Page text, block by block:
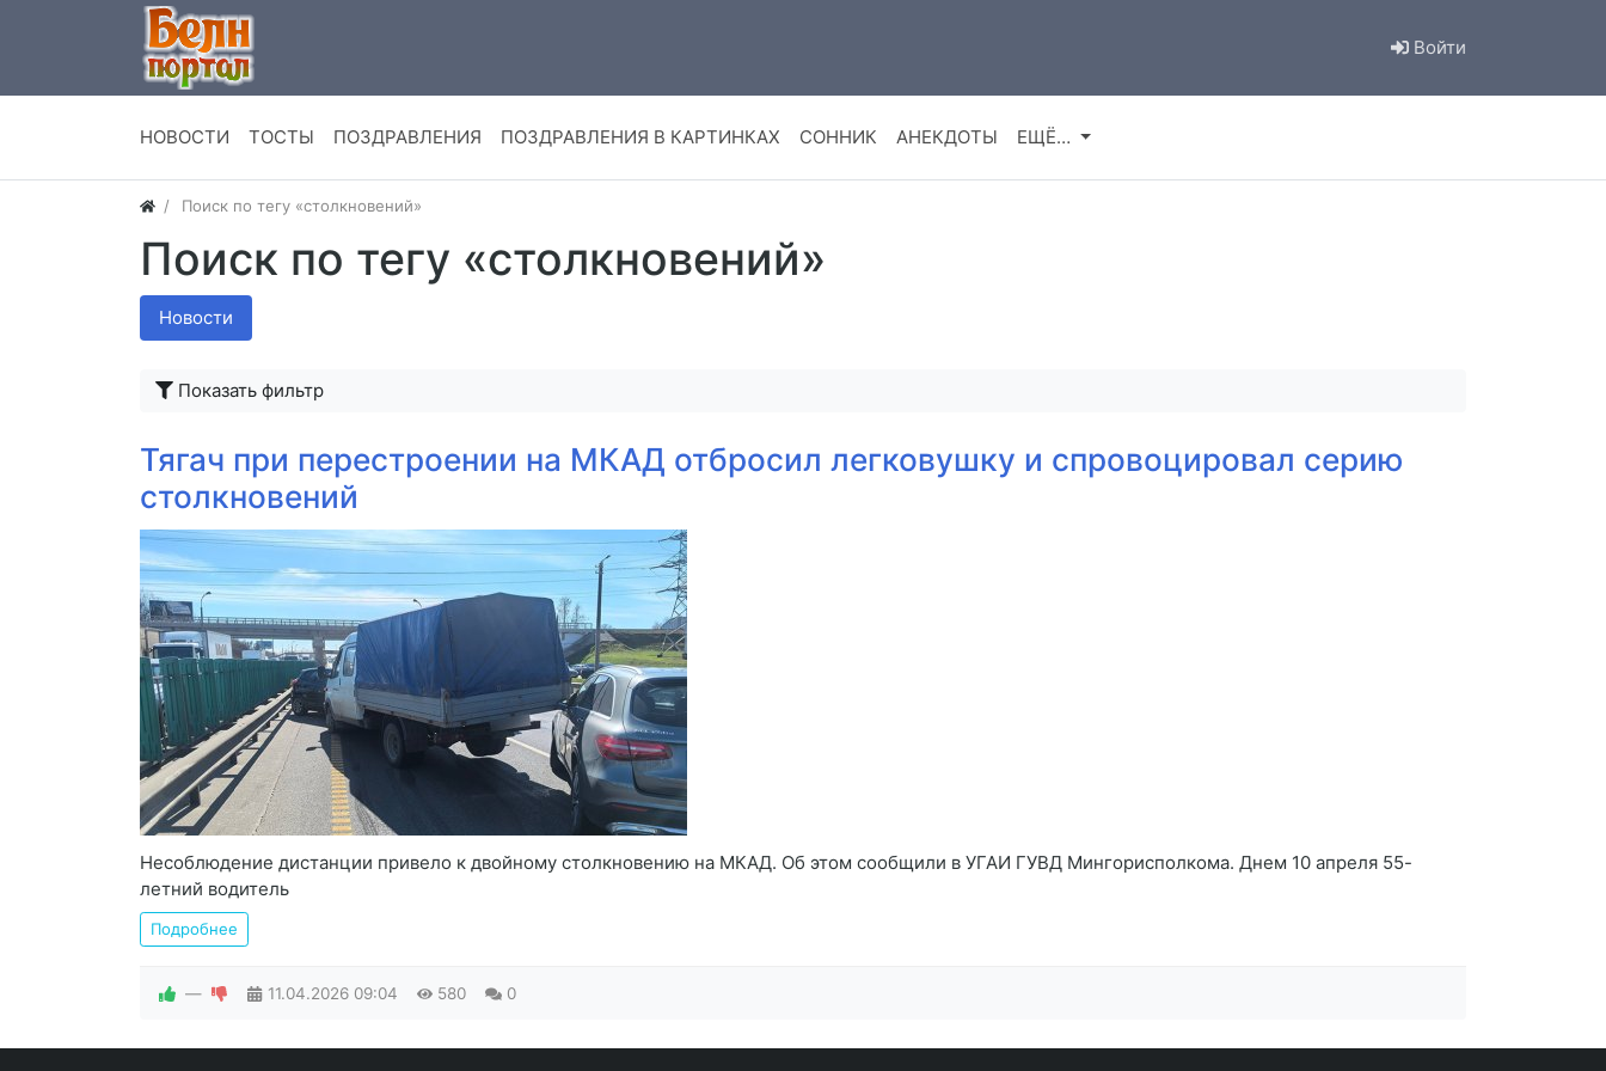
Войти
НОВОСТИ ТОСТЫ ПОЗДРАВЛЕНИЯ ПОЗДРАВЛЕНИЯ В КАРТИНКАХ СОННИК АНЕКДОТЫ ЕЩЁ…
Поиск по тегу «столкновений»
Поиск по тегу «столкновений»
Новости
Показать фильтр
Тягач при перестроении на МКАД отбросил легковушку и спровоцировал серию
столкновений
Несоблюдение дистанции привело к двойному столкновению на МКАД. Об этом сообщили в УГАИ ГУВД Мингорисполкома. Днем 10 апреля 55-
летний водитель
Подробнее
— 11.04.2026 09:04 580 0